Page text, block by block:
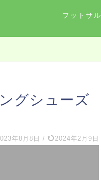
フットサル
グシューズ
年8月8日 / 2024年2月9日